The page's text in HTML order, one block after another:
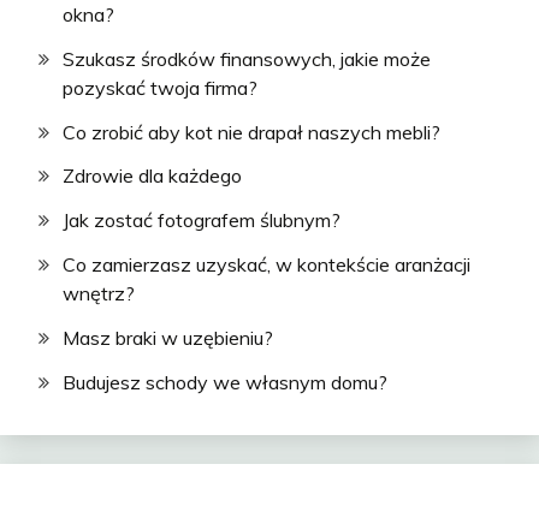
okna?
Szukasz środków finansowych, jakie może
pozyskać twoja firma?
Co zrobić aby kot nie drapał naszych mebli?
Zdrowie dla każdego
Jak zostać fotografem ślubnym?
Co zamierzasz uzyskać, w kontekście aranżacji
wnętrz?
Masz braki w uzębieniu?
Budujesz schody we własnym domu?